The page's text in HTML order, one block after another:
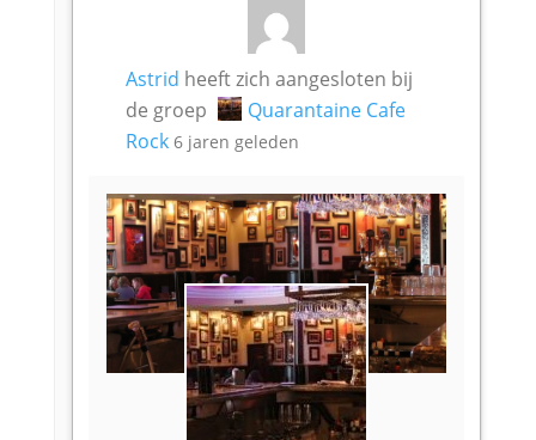
Astrid heeft zich aangesloten bij
de groep
Quarantaine Cafe
Rock 6 jaren geleden